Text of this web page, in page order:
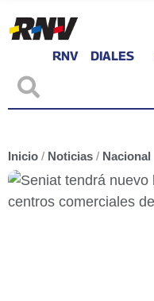
RNV DIALES
Inicio / Noticias / Nacional